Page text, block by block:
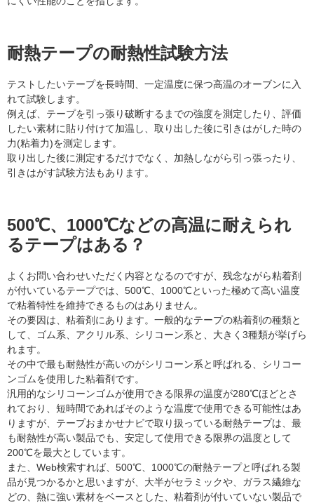
耐熱テープの耐熱性試験方法
テストしたいテープを長時間、一定温度に保つ高温のオーブンに入
れて試験します。
例えば、テープを引っ張り破断するまでの強度を測定したり、評価
したい素材に貼り付けて加温し、取り出した後に引きはがした時の
力(粘着力)を測定します。
取り出した後に測定するだけでなく、加熱しながら引っ張ったり、
引きはがす試験方法もあります。
500℃、1000℃などの高温に耐えられ
るテープはある？
よくお問い合わせいただく内容となるのですが、残念ながら粘着剤
が付いているテープでは、500℃、1000℃といった極めて高い温度
で粘着特性を維持できるものはありません。
その要因は、粘着剤にあります。一般的なテープの粘着剤の種類と
して、ゴム系、アクリル系、シリコーン系と、大きく3種類が挙げら
れます。
その中で最も耐熱性が高いのがシリコーン系と呼ばれる、シリコー
ンゴムを使用した粘着剤です。
汎用的なシリコーンゴムが使用できる限界の温度が280℃ほどとさ
れており、短時間であればそのような温度で使用できる可能性はあ
りますが、テープおまかせナビで取り扱っている耐熱テープは、最
も耐熱性が高い製品でも、安定して使用できる限界の温度として
200℃を最大としています。
また、Web検索すれば、500℃、1000℃の耐熱テープと呼ばれる製
品が見つかるかと思いますが、大半がセラミックや、ガラス繊維な
どの、熱に強い素材をベースとした、粘着剤が付いていない製品で